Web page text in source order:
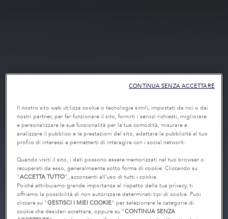
Il nostro sito web utilizza cookie o tecnologie simili, impostati da noi o dai
nostri partner, per far funzionare il sito, fornirti i servizi richiesti, migliorare
e personalizzare le sue funzionalità per la tua comodità, misurare e
analizzare il pubblico e le prestazioni del sito, adattare la pubblicità al tuo
profilo di interessi e permetterti di interagire con i social network.
Quando visiti il sito, i dati possono essere memorizzati nel tuo browser o
recuperati da esso, generalmaente sotto forma di cookie. Cliccando su
"ACCETTA TUTTO", acconsenti all’uso di tutti i cookie.
Poiché attribuiamo grande importanza al rispetto della tua privacy, ti
offriamo la possibilità di non autorizzare determinati tipi di cookie. Puoi
cliccare su "GESTISCI I MIEI COOKIE" per selezionare le categorie di
cookie che desideri accettare, oppure su "CONTINUA SENZA
CONTINUA SENZA ACCETTARE